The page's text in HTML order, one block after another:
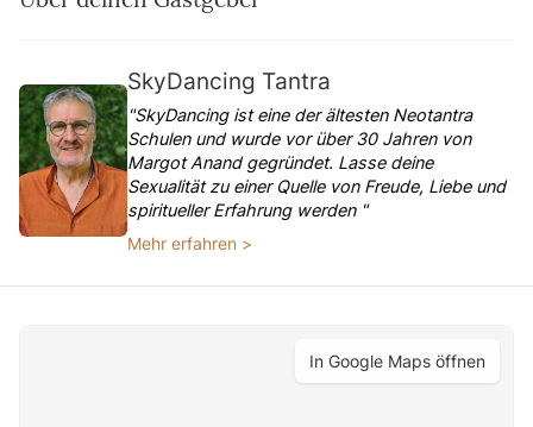
SkyDancing Tantra
"SkyDancing ist eine der ältesten Neotantra
Schulen und wurde vor über 30 Jahren von
Margot Anand gegründet. Lasse deine
Sexualität zu einer Quelle von Freude, Liebe und
spiritueller Erfahrung werden "
Mehr erfahren >
In Google Maps öffnen